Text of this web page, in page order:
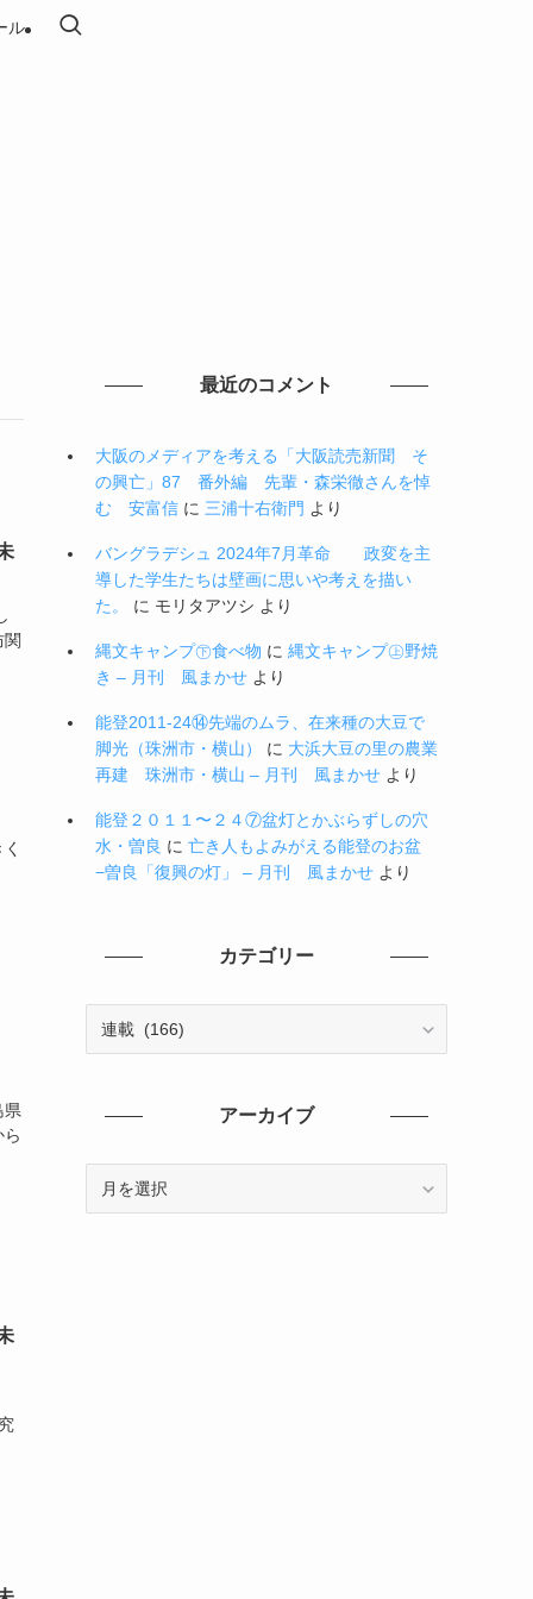
ル
関
県
最近のコメント
大阪のメディアを考える「大阪読売新聞 そ
の興亡」87 番外編 先輩・森栄徹さんを悼
む 安富信 に 三浦十右衛門 より
バングラデシュ 2024年7月革命 政変を主
導した学生たちは壁画に思いや考えを描い
た。
に モリタアツシ より
縄文キャンプ㊦食べ物 に 縄文キャンプ㊤野焼
き – 月刊 風まかせ より
能登2011-24⑭先端のムラ、在来種の大豆で
脚光（珠洲市・横山）
に 大浜大豆の里の農業
再建 珠洲市・横山 – 月刊 風まかせ より
能登２０１１〜２４⑦盆灯とかぶらずしの穴
水・曽良 に 亡き人もよみがえる能登のお盆
−曽良「復興の灯」 – 月刊 風まかせ より
カテゴリー
アーカイブ